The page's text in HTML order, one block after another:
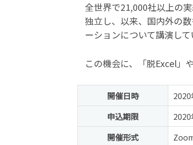
全世界で21,000社以上の
独立し、以来、国内外の
ーションについて講演して
この機会に、「脱Excel」
開催日時
申込期限
開催形式